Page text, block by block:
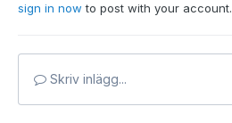
sign in now to post with your account.
Skriv inlägg...